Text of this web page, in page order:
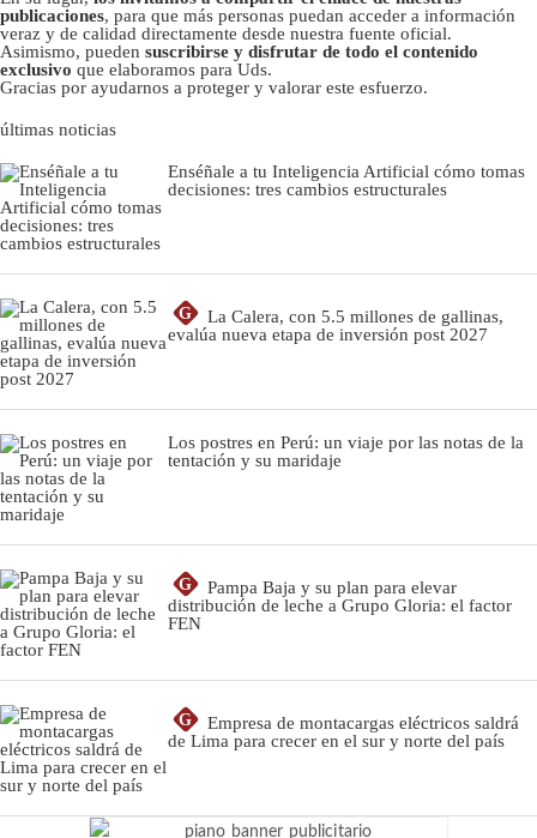
publicaciones, para que más personas puedan acceder a información
veraz y de calidad directamente desde nuestra fuente oficial.
Asimismo, pueden suscribirse y disfrutar de todo el contenido
exclusivo que elaboramos para Uds.
Gracias por ayudarnos a proteger y valorar este esfuerzo.
últimas noticias
Enséñale a tu Inteligencia Artificial cómo tomas
decisiones: tres cambios estructurales
G
La Calera, con 5.5 millones de gallinas,
evalúa nueva etapa de inversión post 2027
Los postres en Perú: un viaje por las notas de la
tentación y su maridaje
G
Pampa Baja y su plan para elevar
distribución de leche a Grupo Gloria: el factor
FEN
G
Empresa de montacargas eléctricos saldrá
de Lima para crecer en el sur y norte del país